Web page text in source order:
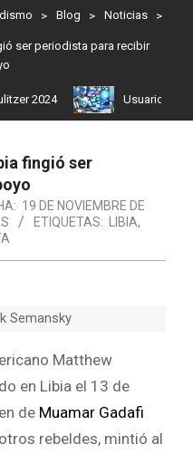
> Blog > Noticias >
ser periodista para recibir
2024 Usuarios de
fingió ser
19 DE NOVIEMBRE DE
ETIQUETAS: LIBIA,
Semansky
Matthew
en Libia el 13 de
de Muamar Gadafi
rebeldes, mintió al